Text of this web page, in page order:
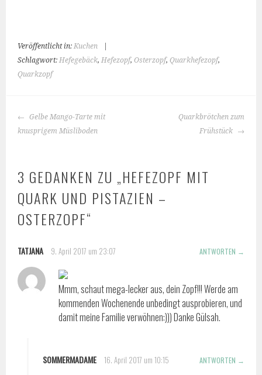
Veröffentlicht in:Kuchen
Schlagwort:Hefegebäck,Hefezopf,Osterzopf,Quarkhefezopf,
Quarkzopf
BEITRAGS-
NAVIGATION
Gelbe Mango-Tarte mit
knusprigem Müsliboden
Quarkbrötchen zum
Frühstück
3 GEDANKEN ZU „HEFEZOPF MIT
QUARK UND PISTAZIEN –
OSTERZOPF“
TATJANA 9. April 2017 um 23:07 ANTWORTEN
Mmm, schaut mega-lecker aus, dein Zopf!!! Werde am
kommenden Wochenende unbedingt ausprobieren, und
damit meine Familie verwöhnen:))) Danke Gülsah.
SOMMERMADAME 16. April 2017 um 10:15 ANTWORTEN